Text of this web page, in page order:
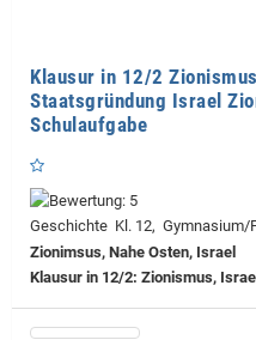
Klausur in 12/2
Staatsgründung Israel
Schulaufgabe
Geschichte Kl. 12, Gymnasium/
Zionimsus, Nahe Osten, Israel
Klausur in 12/2: Zionismus,